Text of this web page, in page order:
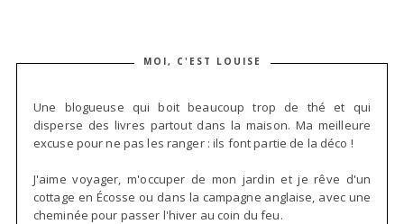
MOI, C'EST LOUISE
Une blogueuse qui boit beaucoup trop de thé et qui
disperse des livres partout dans la maison. Ma meilleure
excuse pour ne pas les ranger : ils font partie de la déco !
J'aime voyager, m'occuper de mon jardin et je rêve d'un
cottage en Écosse ou dans la campagne anglaise, avec une
cheminée pour passer l'hiver au coin du feu.